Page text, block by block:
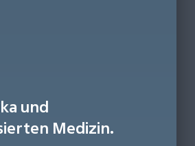
und
Medizin.